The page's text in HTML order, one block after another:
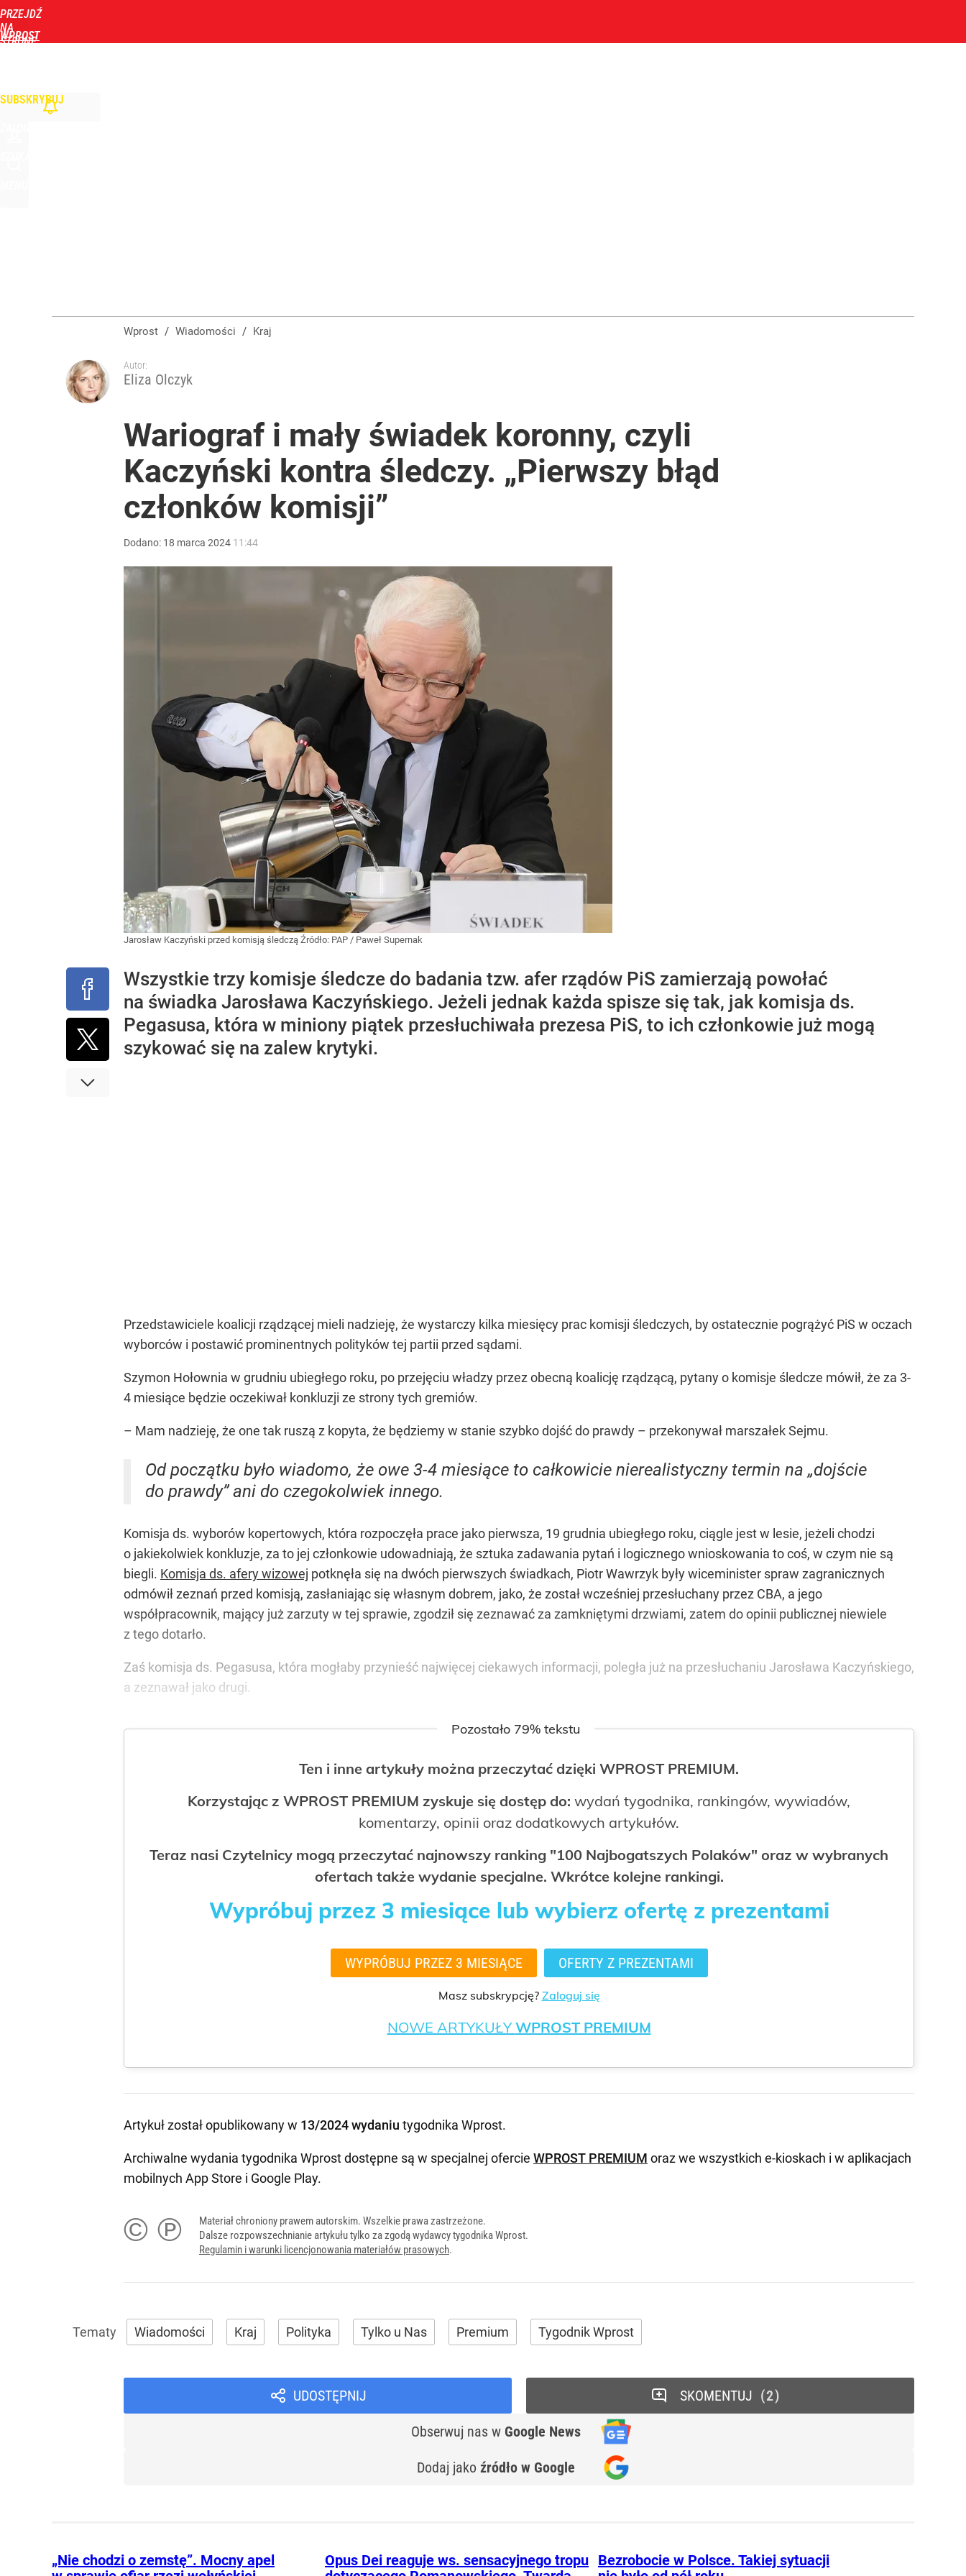
PRZEJDŹ
NA
STRONĘ
WPROST
SUBSKRYBUJ
Wprost / Wiadomości / Kraj
Autor:
Eliza Olczyk
Wariograf i mały świadek koronny, czyli
Kaczyński kontra śledczy. „Pierwszy błąd
członków komisji”
Dodano: 18 marca 2024 11:44
Jarosław Kaczyński przed komisją śledczą Źródło: PAP / Paweł Supernak
Wszystkie trzy komisje śledcze do badania tzw. afer rządów PiS zamierzają powołać
na świadka Jarosława Kaczyńskiego. Jeżeli jednak każda spisze się tak, jak komisja ds.
Pegasusa, która w miniony piątek przesłuchiwała prezesa PiS, to ich członkowie już mogą
szykować się na zalew krytyki.
Przedstawiciele koalicji rządzącej mieli nadzieję, że wystarczy kilka miesięcy prac komisji śledczych, by ostatecznie pogrążyć PiS w oczach
wyborców i postawić prominentnych polityków tej partii przed sądami.
Szymon Hołownia w grudniu ubiegłego roku, po przejęciu władzy przez obecną koalicję rządzącą, pytany o komisje śledcze mówił, że za 3-
4 miesiące będzie oczekiwał konkluzji ze strony tych gremiów.
– Mam nadzieję, że one tak ruszą z kopyta, że będziemy w stanie szybko dojść do prawdy – przekonywał marszałek Sejmu.
Od początku było wiadomo, że owe 3-4 miesiące to całkowicie nierealistyczny termin na „dojście
do prawdy” ani do czegokolwiek innego.
Komisja ds. wyborów kopertowych, która rozpoczęła prace jako pierwsza, 19 grudnia ubiegłego roku, ciągle jest w lesie, jeżeli chodzi
o jakiekolwiek konkluzje, za to jej członkowie udowadniają, że sztuka zadawania pytań i logicznego wnioskowania to coś, w czym nie są
biegli. Komisja ds. afery wizowej potknęła się na dwóch pierwszych świadkach, Piotr Wawrzyk były wiceminister spraw zagranicznych
odmówił zeznań przed komisją, zasłaniając się własnym dobrem, jako, że został wcześniej przesłuchany przez CBA, a jego
współpracownik, mający już zarzuty w tej sprawie, zgodził się zeznawać za zamkniętymi drzwiami, zatem do opinii publicznej niewiele
z tego dotarło.
Zaś komisja ds. Pegasusa, która mogłaby przynieść najwięcej ciekawych informacji, poległa już na przesłuchaniu Jarosława Kaczyńskiego,
a zeznawał jako drugi.
Pozostało 79% tekstu
Ten i inne artykuły można przeczytać dzięki WPROST PREMIUM.
Korzystając z WPROST PREMIUM zyskuje się dostęp do: wydań tygodnika, rankingów, wywiadów,
komentarzy, opinii oraz dodatkowych artykułów.
Teraz nasi Czytelnicy mogą przeczytać najnowszy ranking "100 Najbogatszych Polaków" oraz w wybranych
ofertach także wydanie specjalne. Wkrótce kolejne rankingi.
Wypróbuj przez 3 miesiące lub wybierz ofertę z prezentami
WYPRÓBUJ PRZEZ 3 MIESIĄCE OFERTY Z PREZENTAMI
Masz subskrypcję? Zaloguj się
NOWE ARTYKUŁYWPROST PREMIUM
Artykuł został opublikowany w 13/2024 wydaniu tygodnika Wprost.
Archiwalne wydania tygodnika Wprost dostępne są w specjalnej ofercie WPROST PREMIUM oraz we wszystkich e-kioskach i w aplikacjach
mobilnych App Store i Google Play.
© ℗
Materiał chroniony prawem autorskim. Wszelkie prawa zastrzeżone.
Dalsze rozpowszechnianie artykułu tylko za zgodą wydawcy tygodnika Wprost.
Regulamin i warunki licencjonowania materiałów prasowych.
Wiadomości Kraj Polityka Tylko u Nas Premium Tygodnik Wprost
UDOSTĘPNIJ
Obserwuj nas w Google News
Dodaj jako źródło w Google
SKOMENTUJ 2
„Nie chodzi o zemstę”. Mocny apel
Opus Dei reaguje ws. sensacyjnego tropu Bezrobocie w Polsce. Takiej sytuacji